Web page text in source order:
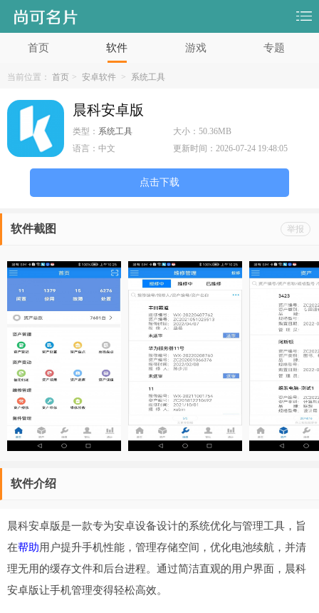
首页 软件 游戏 专题
当前位置： 首页 > 安卓软件 > 系统工具
晨科安卓版
类型： 系统工具 大小：50.36MB
语言： 中文 更新时间：2026-07-24 19:48:05
点击下载
举报
软件截图
软件介绍
晨科安卓版是一款专为安卓设备设计的系统优化与管理工具，旨
在帮助用户提升手机性能，管理存储空间，优化电池续航，并清
理无用的缓存文件和后台进程。通过简洁直观的用户界面，晨科
安卓版让手机管理变得轻松高效。